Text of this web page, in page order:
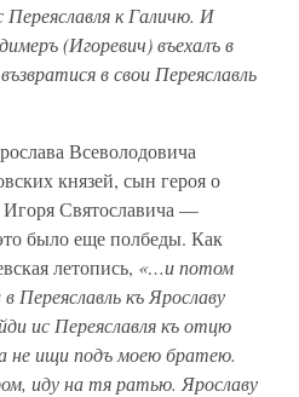
Переяславля к Галичю. И
(Игоревич) въехалъ в
в свои Переяславль
Всеволодовича
князей, сын героя о
Святославича —
было еще полбеды. Как
летопись, «…и потом
Переяславль къ Ярославу
ис Переяславля къ отцю
не ищи подъ моею братею.
иду на тя ратью. Ярославу